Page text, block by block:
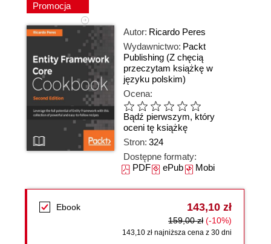
Promocja
Autor: Ricardo Peres
Wydawnictwo: Packt
Publishing (Z chęcią
przeczytam książkę w
języku polskim)
Ocena:
Bądź pierwszym, który
oceni tę książkę
Stron: 324
Dostępne formaty:
PDFePubMobi
Ebook 143,10 zł
159,00 zł (-10%)
143,10 zł najniższa cena z 30 dni